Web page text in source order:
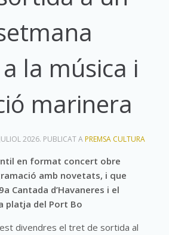
la música i
marinera
2026. PUBLICAT APREMSA CULTURA
en format concert obre
amb novetats, i que
Cantada d’Havaneres i el
platja del Port Bo
divendres el tret de sortida al